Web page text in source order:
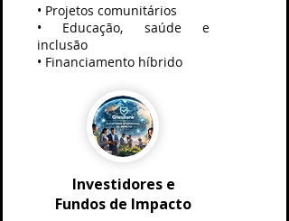
• Projetos comunitários
• Educação, saúde e
inclusão
• Financiamento híbrido
Investidores e
Fundos de Impacto